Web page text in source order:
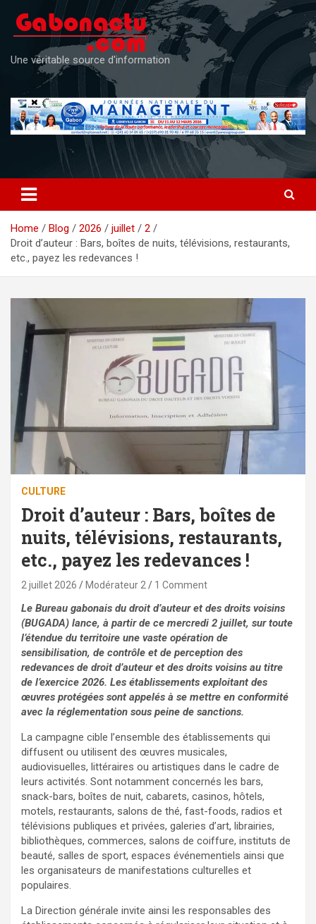
content
Une véritable source d'information
Home Blog 2026 juillet
2
Droit d’auteur : Bars, boîtes de nuits, télévisions, restaurants,
etc., payez les redevances !
CULTURE
Droit d’auteur : Bars, boîtes de
nuits, télévisions, restaurants,
etc., payez les redevances !
2 juillet 2026 Modérateur 2 1 Comment
Le Bureau gabonais du droit d’auteur et des droits voisins
(BUGADA) lance, à partir de ce mercredi 2 juillet, sur toute
l’étendue du territoire une vaste opération de
sensibilisation, de contrôle et de perception des
redevances de droit d’auteur et des droits voisins au titre
de l’exercice 2026. Les établissements exploitant des
œuvres protégées sont appelés à se mettre en conformité
avec la réglementation sous peine de sanctions.
La campagne cible l’ensemble des établissements qui
diffusent ou utilisent des œuvres musicales,
audiovisuelles, littéraires ou artistiques dans le cadre de
leurs activités. Sont notamment concernés les bars,
snack-bars, boîtes de nuit, cabarets, casinos, hôtels,
motels, restaurants, salons de thé, fast-foods, radios et
télévisions publiques et privées, galeries d’art, librairies,
bibliothèques, commerces, salons de coiffure, instituts de
beauté, salles de sport, espaces événementiels ainsi que
les organisateurs de manifestations culturelles et
populaires.
La Direction générale invite ainsi les responsables des